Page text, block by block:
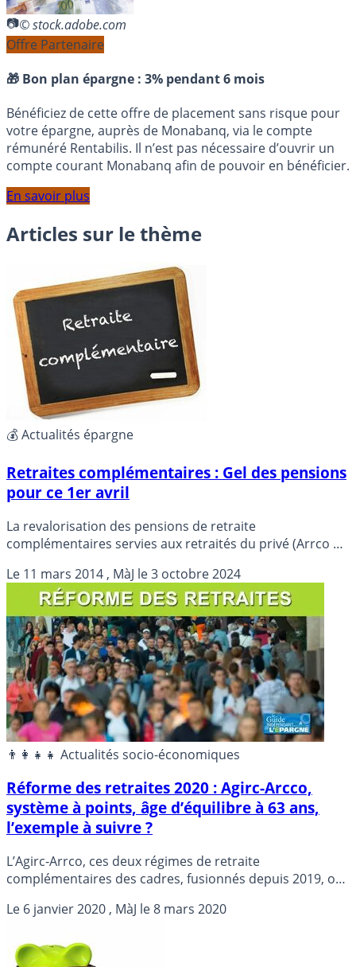
© stock.adobe.com
Offre Partenaire
🎁 Bon plan épargne : 3% pendant 6 mois
Bénéficiez de cette offre de placement sans risque pour
votre épargne, auprès de Monabanq, via le compte
rémunéré Rentabilis. Il n’est pas nécessaire d’ouvrir un
compte courant Monabanq afin de pouvoir en bénéficier.
En savoir plus
Articles sur le thème
💰 Actualités épargne
Retraites complémentaires : Gel des pensions
pour ce 1er avril
La revalorisation des pensions de retraite
complémentaires servies aux retraités du privé (Arrco et
Le 11 mars 2014 , MàJ le3 octobre 2024
👨‍👩‍👧‍👧 Actualités socio-économiques
Réforme des retraites 2020 : Agirc-Arcco,
système à points, âge d’équilibre à 63 ans,
l’exemple à suivre ?
L’Agirc-Arrco, ces deux régimes de retraite
complémentaires des cadres, fusionnés depuis 2019, ont
le gouvernement : système à points, âge d’équilibre à 63
Car le gouvernement n’a rien imposé. Tout est venu des
Le 6 janvier 2020 , MàJ le8 mars 2020